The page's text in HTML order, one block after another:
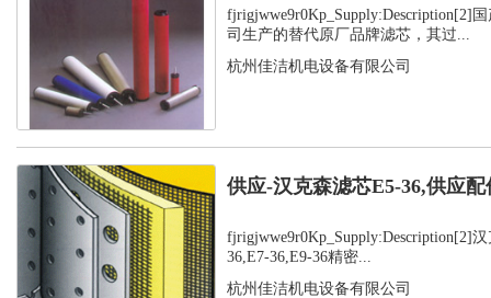
fjrigjwwe9r0Kp_Supply:Description[2]
司生产的替代原厂品牌滤芯，其过...
杭州佳洁机电设备有限公司
供应-汉克森滤芯E5-36,供应配
fjrigjwwe9r0Kp_Supply:Description[2]
36,E7-36,E9-36精密...
杭州佳洁机电设备有限公司